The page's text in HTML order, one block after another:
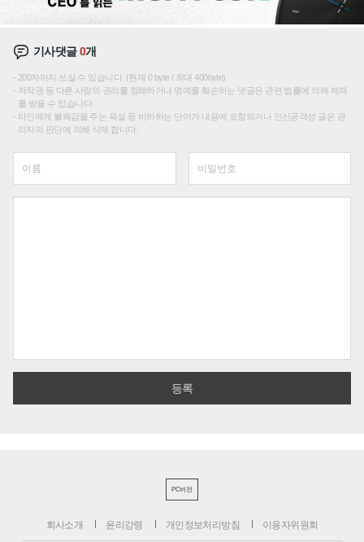
기사댓글0개
200자까지 쓰실 수 있습니다. (현재 0 byte / 최대 400byte)
저작권 등 다른 사람의 권리를 침해하거나 명예를 훼손하는 댓글은 관련 법률에 의해 제재
를 받을 수 있습니다.
타인에게 불쾌감을 주는 욕설 등 비하하는 단어가 내용에 포함되거나 인신공격성 글은 관
리자의 판단에 의해 삭제 합니다.
PC버전
회사소개 윤리강령 개인정보처리방침 이용자위원회